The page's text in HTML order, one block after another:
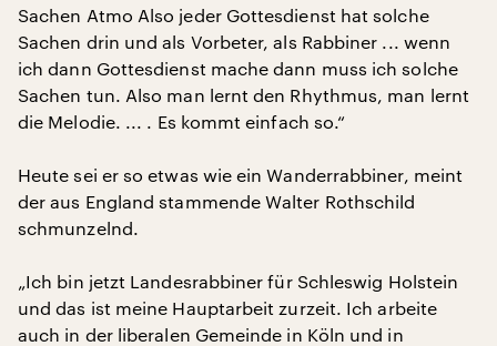
Sachen Atmo Also jeder Gottesdienst hat solche
Sachen drin und als Vorbeter, als Rabbiner ... wenn
ich dann Gottesdienst mache dann muss ich solche
Sachen tun. Also man lernt den Rhythmus, man lernt
die Melodie. ... . Es kommt einfach so.“
Heute sei er so etwas wie ein Wanderrabbiner, meint
der aus England stammende Walter Rothschild
schmunzelnd.
„Ich bin jetzt Landesrabbiner für Schleswig Holstein
und das ist meine Hauptarbeit zurzeit. Ich arbeite
auch in der liberalen Gemeinde in Köln und in